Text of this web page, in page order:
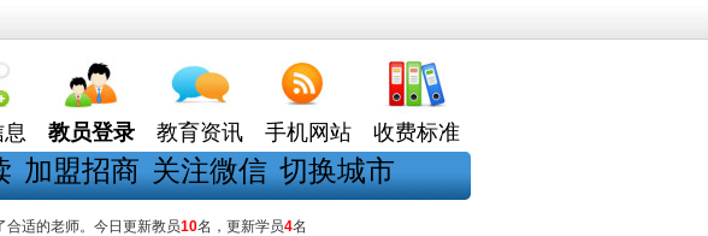
教员登录 教育资讯 手机网站 收费标准
加盟招商 关注微信 切换城市
合适的老师。今日更新教员10名，更新学员4名